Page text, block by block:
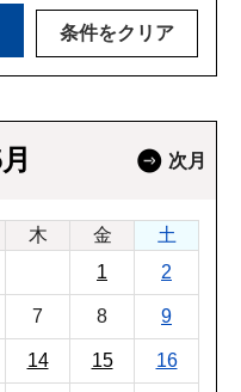
条件をクリア
次月
木 金
土
1
2
7 8 9
14 15 16